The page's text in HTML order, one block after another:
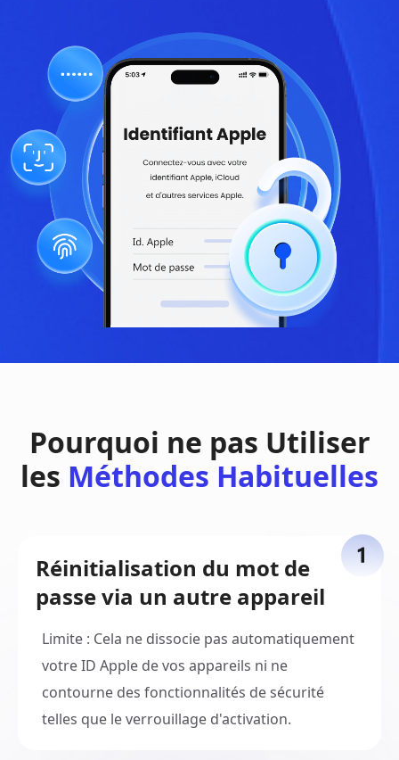
Pourquoi ne pas Utiliser
les Méthodes Habituelles
Réinitialisation du mot de
passe via un autre appareil
Limite : Cela ne dissocie pas automatiquement
votre ID Apple de vos appareils ni ne
contourne des fonctionnalités de sécurité
telles que le verrouillage d'activation.